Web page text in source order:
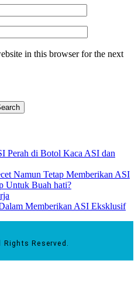
in this browser for the next
Perah di Botol Kaca ASI dan
Namun Tetap Memberikan ASI
Untuk Buah hati?
Memberikan ASI Eksklusif
Reserved.